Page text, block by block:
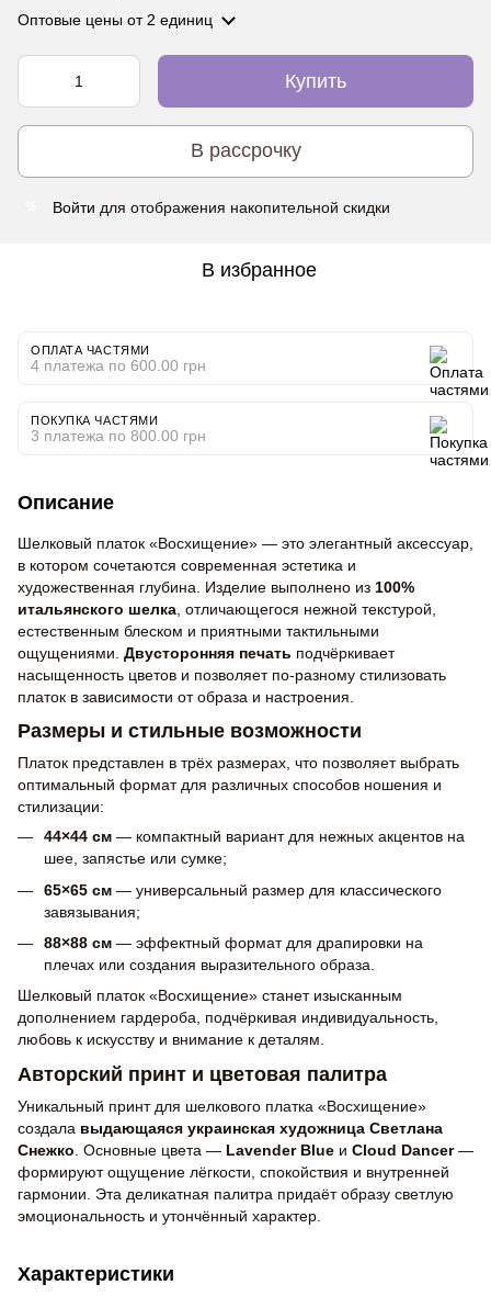
Оптовые цены от 2 единиц
Купить
В рассрочку
Войти для отображения накопительной скидки
В избранное
ОПЛАТА ЧАСТЯМИ
4 платежа по 600.00 грн
ПОКУПКА ЧАСТЯМИ
3 платежа по 800.00 грн
Описание
Шелковый платок «Восхищение» — это элегантный аксессуар,
в котором сочетаются современная эстетика и
художественная глубина. Изделие выполнено из 100%
итальянского шелка , отличающегося нежной текстурой,
естественным блеском и приятными тактильными
ощущениями. Двусторонняя печать подчёркивает
насыщенность цветов и позволяет по-разному стилизовать
платок в зависимости от образа и настроения.
Размеры и стильные возможности
Платок представлен в трёх размерах, что позволяет выбрать
оптимальный формат для различных способов ношения и
стилизации:
44×44 см — компактный вариант для нежных акцентов на
шее, запястье или сумке;
65×65 см — универсальный размер для классического
завязывания;
88×88 см — эффектный формат для драпировки на
плечах или создания выразительного образа.
Шелковый платок «Восхищение» станет изысканным
дополнением гардероба, подчёркивая индивидуальность,
любовь к искусству и внимание к деталям.
Авторский принт и цветовая палитра
Уникальный принт для шелкового платка «Восхищение»
создала выдающаяся украинская художница Светлана
Снежко . Основные цвета — Lavender Blue и Cloud Dancer—
формируют ощущение лёгкости, спокойствия и внутренней
гармонии. Эта деликатная палитра придаёт образу светлую
эмоциональность и утончённый характер.
Характеристики